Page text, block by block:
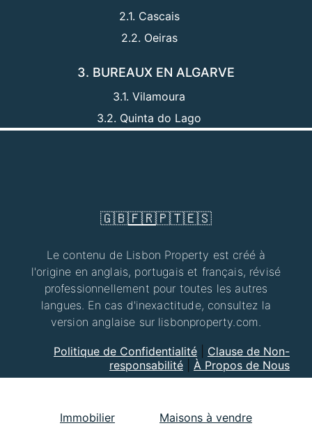
2.1. Cascais
2.2. Oeiras
3. BUREAUX EN ALGARVE
3.1. Vilamoura
3.2. Quinta do Lago
🇬🇧🇫🇷🇵🇹🇪🇸
Le contenu de Lisbon Property est créé à
l'origine en anglais, portugais et français, révisé
professionnellement pour toutes les autres
langues. En cas d'inexactitude, consultez la
version anglaise sur lisbonproperty.com.
Politique de Confidentialité
Clause de Non-
responsabilité
À Propos de Nous
Immobilier Maisons à vendre